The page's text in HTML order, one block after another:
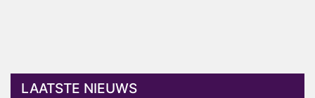
LAATSTE NIEUWS